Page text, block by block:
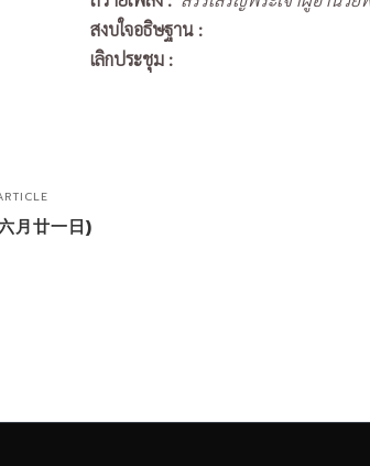
สงบใจอธิษฐาน :
เลิกประชุม :
月廿一日)